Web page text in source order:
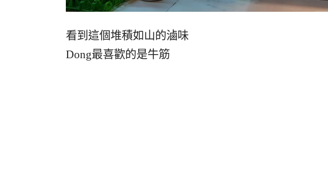
看到這個堆積如山的滷味
Dong最喜歡的是牛筋